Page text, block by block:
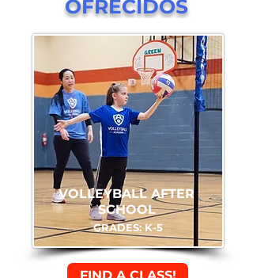
OFRECIDOS
VOLLEYBALL AFTER
SCHOOL
GRADES: K-5
FIND A CLASS!